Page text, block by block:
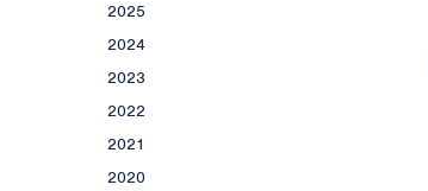
2025
2024
2023
2022
2021
2020